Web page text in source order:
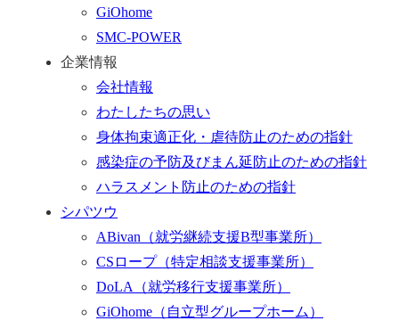
GiOhome
SMC-POWER
企業情報
会社情報
わたしたちの思い
身体拘束適正化・虐待防止のための指針
感染症の予防及びまん延防止のための指針
ハラスメント防止のための指針
シパツウ
ABivan （就労継続支援B型事業所）
CSロープ （特定相談支援事業所）
DoLA （就労移行支援事業所）
GiOhome （自立型グループホーム）